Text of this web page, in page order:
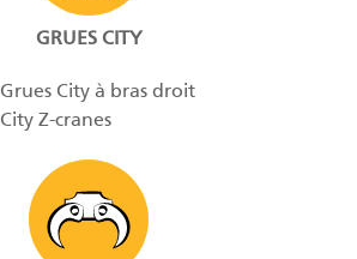
GRUES CITY
Grues City à bras droit
City Z-cranes